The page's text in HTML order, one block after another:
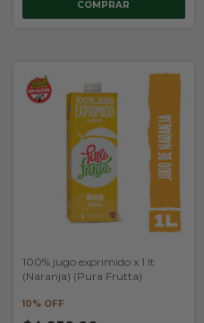
100% jugo exprimido x 1 lt
(Naranja) (Pura Frutta)
10% OFF